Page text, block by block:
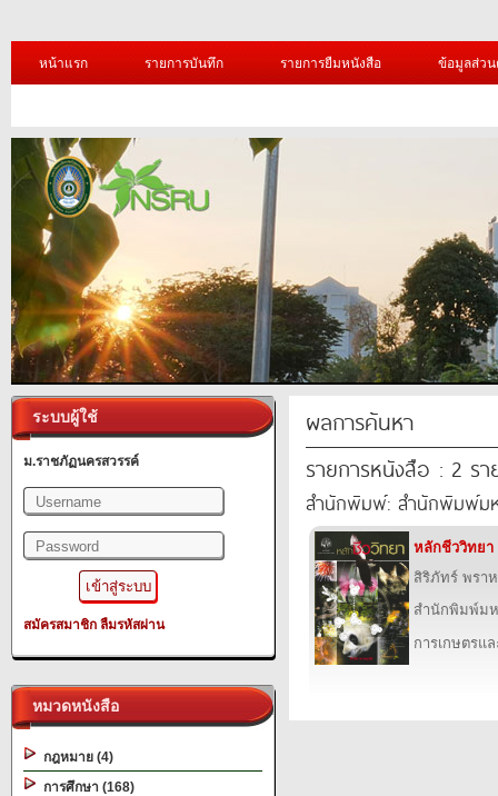
หน้าแรก รายการบันทึก รายการยืมหนังสือ ข้อมูลส่ว
ระบบผู้ใช้
ม.ราชภัฏนครสวรรค์
สมัครสมาชิก ลืมรหัสผ่าน
หมวดหนังสือ
กฎหมาย (4)
การศึกษา (168)
ผลการค้นหา
รายการหนังสือ : 2 รา
สำนักพิมพ์: สำนักพิมพ์มห
หลักชีววิทยา
สิริภัทร์ พรา
สำนักพิมพ์มห
การเกษตรแ